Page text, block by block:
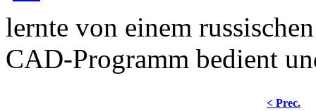
lernte von einem
CAD-Programm bedient
< Prec.